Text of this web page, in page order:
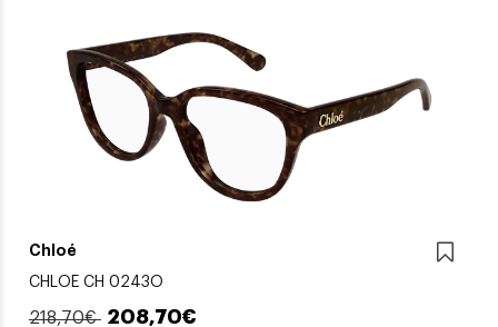
Chloé
CHLOE CH 0243O
218,70€ 208,70€